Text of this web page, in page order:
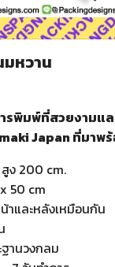
หวาน
รพิมพ์ที่สวยงามแล
Japan ที่มา
สูง 200 cm.
50 cm
และหลังเหมือนกัน
านวงกลม